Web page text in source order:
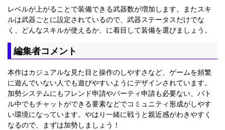
レベルが上がることで装備できる武器数が増加します。またスキ
ルは武器ごとに設定されているので、武器ステータスだけでな
く、どんなスキルが使えるか、に着目して装備を選びましょう。
編集者コメント
本作はカジュアルな見た目と操作のしやすさなど、ゲームを頻繁
に遊んでいない人でも遊びやすいようにデザインされています。
加勢システムにもフレンド申請やパーティ申請も必要ない、バト
ル中でもチャットができる要素などでコミュニティ形成がしやす
い環境になっています。やはり一緒に戦うと親近感がわきやすく
なるので、まずは加勢しましょう！